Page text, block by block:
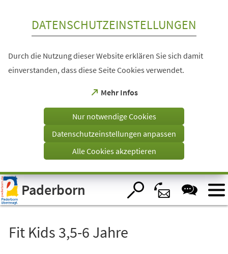
Visuelle
Assistenzsoftware
öffnen.
DATENSCHUTZEINSTELLUNGEN
Durch die Nutzung dieser Website erklären Sie sich damit
einverstanden, dass diese Seite Cookies verwendet.
Mehr Infos
(Öffnet
einem
Tab)
Nur notwendige Cookies
Datenschutzeinstellungen anpassen
Alle Cookies akzeptieren
Paderborn
Fit Kids 3,5-6 Jahre